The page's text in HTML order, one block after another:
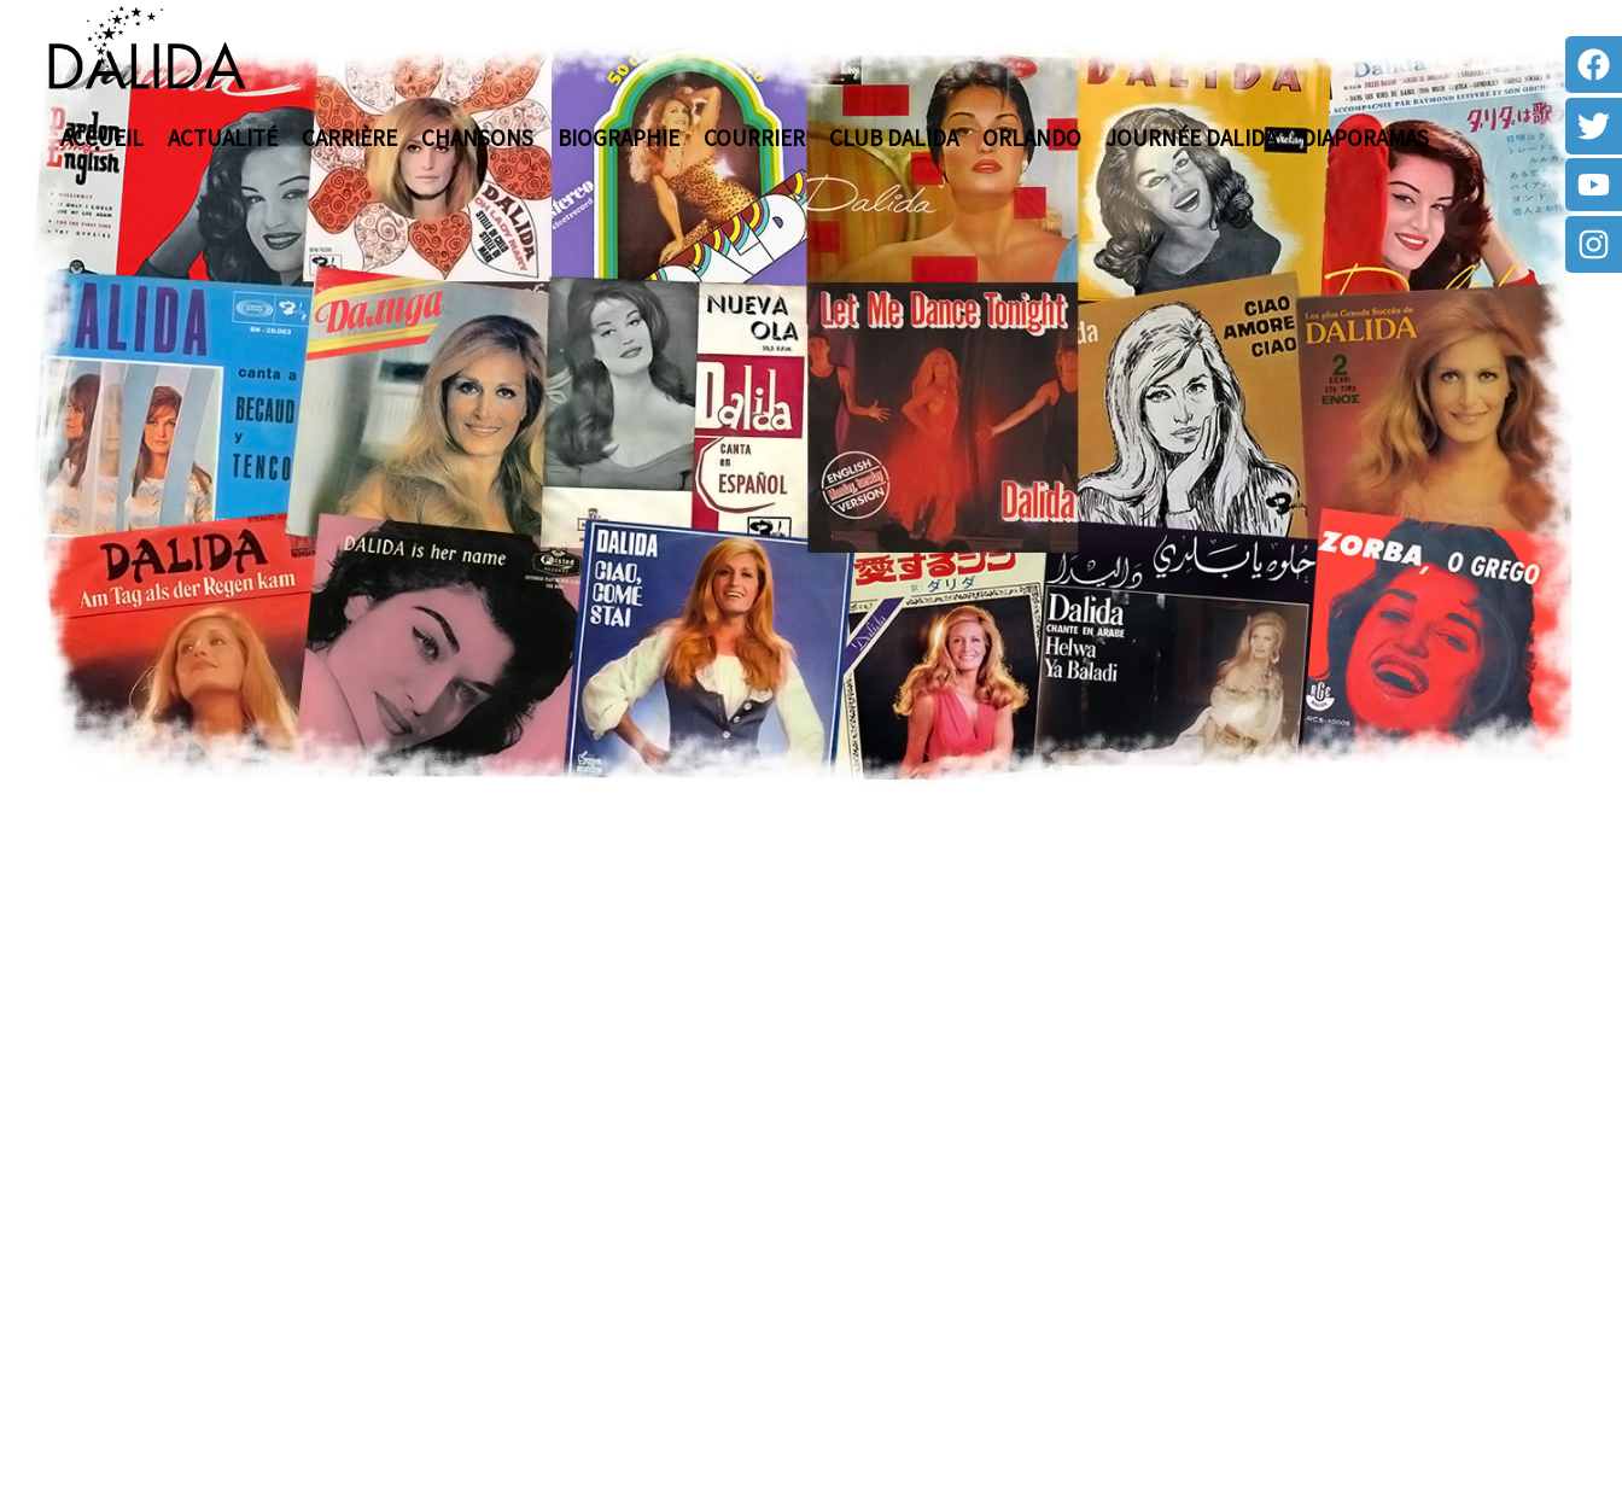
ACCUEIL ACTUALITÉ CARRIÈRE CHANSONS BIOGRAPHIE COURRIER CLUB DALIDA ORLANDO JOURNÉE DALIDA DIAPORAMAS